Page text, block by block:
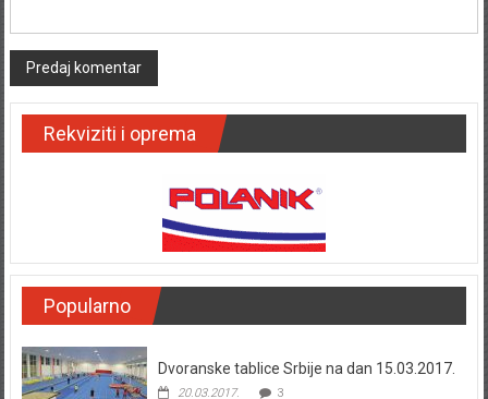
Rekviziti i oprema
Popularno
Dvoranske tablice Srbije na dan 15.03.2017.
20.03.2017. 3